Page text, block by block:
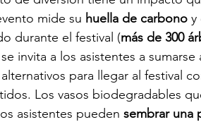
mide su huella de carbono y
durante el festival (más de 300
invita a los asistentes a
para llegar al festival
Los vasos biodegradables
asistentes pueden sembrar una